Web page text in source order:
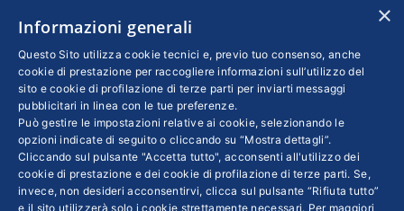
L’Italia fa scuola
Esteri DiELY SZAJKOWICZ 15 Gennaio 2018
La reciprocità degli investimenti è alla base del
memorandum of understanding firmato a
ottobre. Svetta l’interesse bahrenita per il
nostro know how Nel manifatturiero, trasporti
e logistica
×
Informazioni generali
Questo Sito utilizza cookie tecnici e, previo tuo consenso, anche
cookie di prestazione per raccogliere informazioni sull’utilizzo del
sito e cookie di profilazione di terze parti per inviarti messaggi
pubblicitari in linea con le tue preferenze.
Può gestire le impostazioni relative ai cookie, selezionando le
opzioni indicate di seguito o cliccando su “Mostra dettagli”.
Cliccando sul pulsante "Accetta tutto", acconsenti all'utilizzo dei
cookie di prestazione e dei cookie di profilazione di terze parti. Se,
invece, non desideri acconsentirvi, clicca sul pulsante “Rifiuta tutto”
e il sito utilizzerà solo i cookie strettamente necessari. Per maggiori